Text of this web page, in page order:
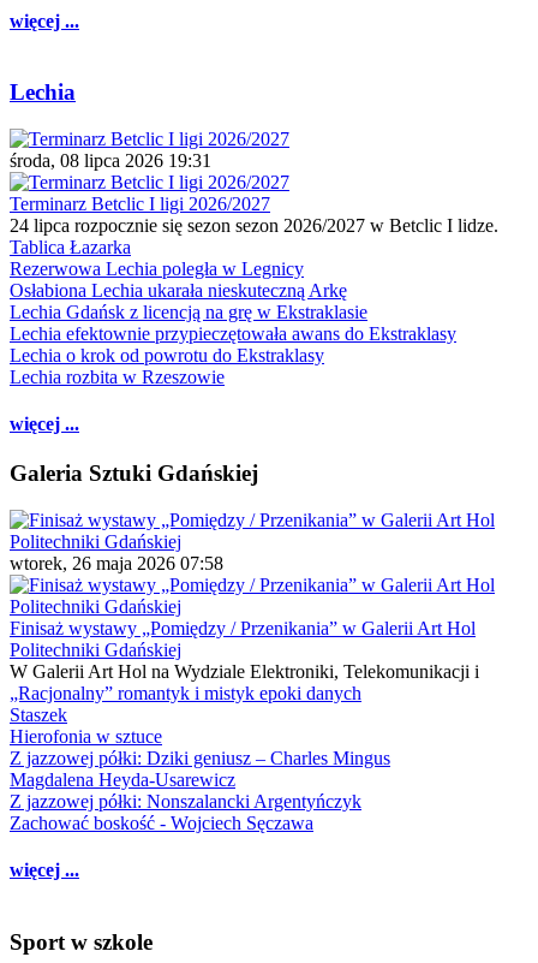
więcej ...
Lechia
środa, 08 lipca 2026 19:31
Terminarz Betclic I ligi 2026/2027
24 lipca rozpocznie się sezon sezon 2026/2027 w Betclic I lidze.
Tablica Łazarka
Rezerwowa Lechia poległa w Legnicy
Osłabiona Lechia ukarała nieskuteczną Arkę
Lechia Gdańsk z licencją na grę w Ekstraklasie
Lechia efektownie przypieczętowała awans do Ekstraklasy
Lechia o krok od powrotu do Ekstraklasy
Lechia rozbita w Rzeszowie
więcej ...
Galeria Sztuki Gdańskiej
wtorek, 26 maja 2026 07:58
Finisaż wystawy „Pomiędzy / Przenikania” w Galerii Art Hol
Politechniki Gdańskiej
W Galerii Art Hol na Wydziale Elektroniki, Telekomunikacji i
„Racjonalny” romantyk i mistyk epoki danych
Staszek
Hierofonia w sztuce
Z jazzowej półki: Dziki geniusz – Charles Mingus
Magdalena Heyda-Usarewicz
Z jazzowej półki: Nonszalancki Argentyńczyk
Zachować boskość - Wojciech Sęczawa
więcej ...
Sport w szkole